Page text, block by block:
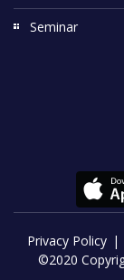
Seminar
Privacy Policy
©2020